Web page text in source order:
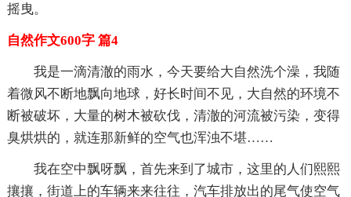
摇曳。
自然作文600字 篇4
我是一滴清澈的雨水，今天要给大自然洗个澡，我随
着微风不断地飘向地球，好长时间不见，大自然的环境不
断被破坏，大量的树木被砍伐，清澈的河流被污染，变得
臭烘烘的，就连那新鲜的空气也浑浊不堪……
我在空中飘呀飘，首先来到了城市，这里的人们熙熙
攘攘，街道上的车辆来来往往，汽车排放出的尾气使空气